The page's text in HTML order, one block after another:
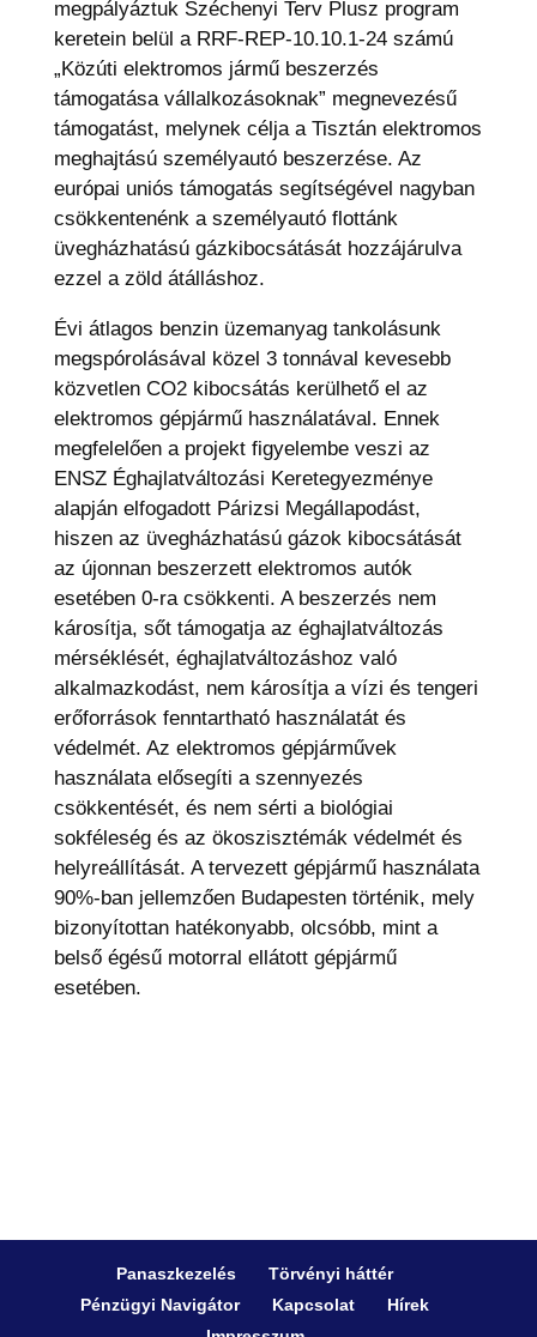
megpályáztuk Széchenyi Terv Plusz program
keretein belül a RRF-REP-10.10.1-24 számú
„Közúti elektromos jármű beszerzés
támogatása vállalkozásoknak” megnevezésű
támogatást, melynek célja a Tisztán elektromos
meghajtású személyautó beszerzése. Az
európai uniós támogatás segítségével nagyban
csökkentenénk a személyautó flottánk
üvegházhatású gázkibocsátását hozzájárulva
ezzel a zöld átálláshoz.
Évi átlagos benzin üzemanyag tankolásunk
megspórolásával közel 3 tonnával kevesebb
közvetlen CO2 kibocsátás kerülhető el az
elektromos gépjármű használatával. Ennek
megfelelően a projekt figyelembe veszi az
ENSZ Éghajlatváltozási Keretegyezménye
alapján elfogadott Párizsi Megállapodást,
hiszen az üvegházhatású gázok kibocsátását
az újonnan beszerzett elektromos autók
esetében 0-ra csökkenti. A beszerzés nem
károsítja, sőt támogatja az éghajlatváltozás
mérséklését, éghajlatváltozáshoz való
alkalmazkodást, nem károsítja a vízi és tengeri
erőforrások fenntartható használatát és
védelmét. Az elektromos gépjárművek
használata elősegíti a szennyezés
csökkentését, és nem sérti a biológiai
sokféleség és az ökoszisztémák védelmét és
helyreállítását. A tervezett gépjármű használata
90%-ban jellemzően Budapesten történik, mely
bizonyítottan hatékonyabb, olcsóbb, mint a
belső égésű motorral ellátott gépjármű
esetében.
Panaszkezelés
Törvényi háttér
Pénzügyi Navigátor
Kapcsolat
Hírek